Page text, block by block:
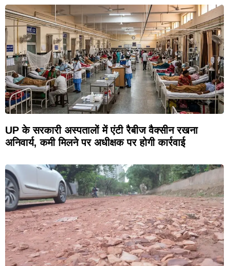
UP के सरकारी अस्पतालों में एंटी रैबीज वैक्सीन रखना
अनिवार्य, कमी मिलने पर अधीक्षक पर होगी कार्रवाई